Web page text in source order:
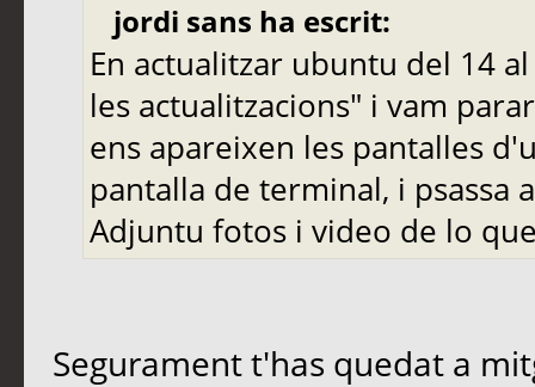
jordi sans ha escrit:
En actualitzar ubuntu del 14
les actualitzacions" i vam
ens apareixen les pantalles
pantalla de terminal, i psassa
Adjuntu fotos i video de lo
Segurament t'has quedat a